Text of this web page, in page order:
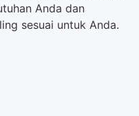
Anda dan
sesuai untuk Anda.